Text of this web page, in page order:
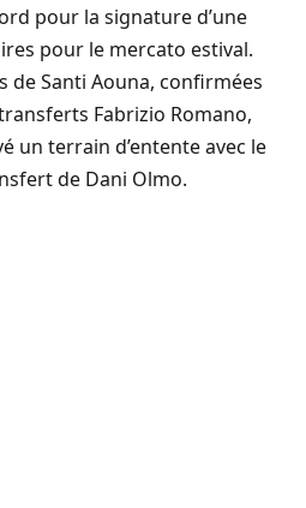
pour la signature d’une
pour le mercato estival.
de Santi Aouna, confirmées
Fabrizio Romano,
un terrain d’entente avec le
de Dani Olmo.